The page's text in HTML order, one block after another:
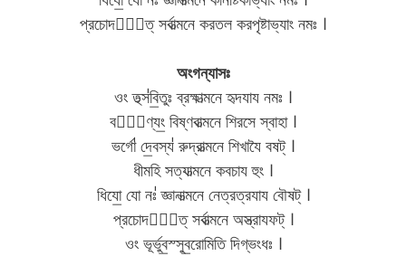
প্রচোদযা᳚ত্ সর্বাত্মনে করতল করপৃষ্টাভ্যাং নমঃ ।
অংগন্যাসঃ
ওং তথ্স॑বি॒তুঃ ব্রহ্মাত্মনে হৃদযায নমঃ ।
বরে᳚ণ্যং॒ বিষ্ণবাত্মনে শিরসে স্বাহা ।
ভর্গো॑ দে॒বস্য॑ রুদ্রাত্মনে শিখাযৈ বষট্ ।
ধীমহি সত্যাত্মনে কবচায হুং ।
ধিযো॒ যো নঃ॑ জ্ঞানাত্মনে নেত্রত্রযায বৌষট্ ।
প্রচোদযা᳚ত্ সর্বাত্মনে অস্ত্রাযফট্ ।
ওং ভূর্ভুব॒স্সুব॒রোমিতি দিগ্ভংধঃ ।